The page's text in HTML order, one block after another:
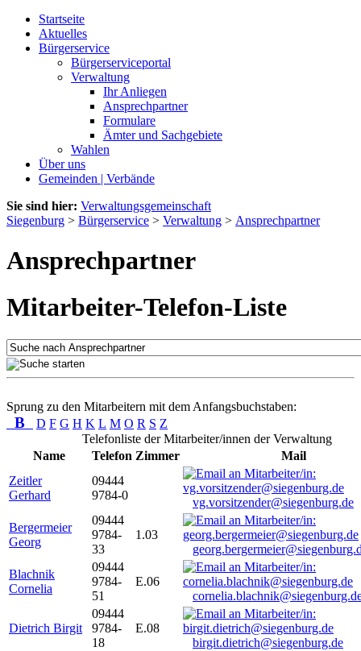
Startseite
Aktuelles
Bürgerservice
Bürgerserviceportal
Verwaltung
Ihr Anliegen
Ansprechpartner
Formulare
Ämter und Sachgebiete
Wahlen
Über uns
Gemeinden | Verbände
Sie sind hier: Verwaltungsgemeinschaft
Siegenburg > Bürgerservice > Verwaltung > Ansprechpartner
Ansprechpartner
Mitarbeiter-Telefon-Liste
Sprung zu den Mitarbeitern mit dem Anfangsbuchstaben:
B D F G H K L M O R S Z
Telefonliste der Mitarbeiter/innen der Verwaltung
Name
Telefon Zimmer
Mail
Zeitler
Gerhard
09444
9784-0
vg.vorsitzender@siegenburg.de
Bergermeier
Georg
09444
9784-
33
1.03
Blachnik
Cornelia
09444
9784-
51
E.06
Dietrich Birgit
09444
9784-
18
E.08
birgit.dietrich@siegenburg.de